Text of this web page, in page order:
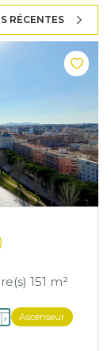
RÉCENTES
Appartement 5 pièce(s) 3 chambre(s) 151 m²
Ascenseur